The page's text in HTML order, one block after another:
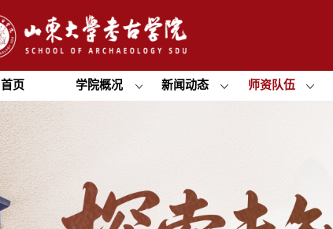
首页 学院概况 新闻动态 师资队伍